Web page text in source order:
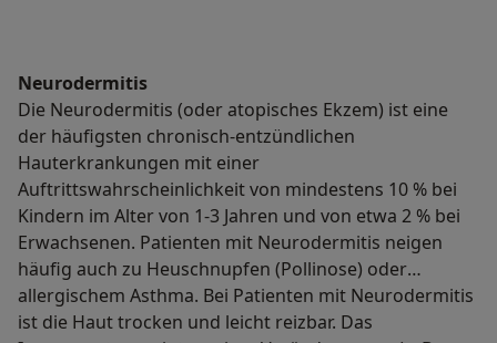
Neurodermitis
Die Neurodermitis (oder atopisches Ekzem) ist eine
der häufigsten chronisch-entzündlichen
Hauterkrankungen mit einer
Auftrittswahrscheinlichkeit von mindestens 10 % bei
Kindern im Alter von 1-3 Jahren und von etwa 2 % bei
Erwachsenen. Patienten mit Neurodermitis neigen
häufig auch zu Heuschnupfen (Pollinose) oder
allergischem Asthma. Bei Patienten mit Neurodermitis
ist die Haut trocken und leicht reizbar. Das